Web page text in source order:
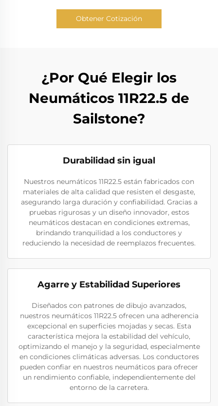
Obtener Cotización
¿Por Qué Elegir los
Neumáticos 11R22.5 de
Sailstone?
Durabilidad sin igual
Nuestros neumáticos 11R22.5 están fabricados con
materiales de alta calidad que resisten el desgaste,
asegurando larga duración y confiabilidad. Gracias a
pruebas rigurosas y un diseño innovador, estos
neumáticos destacan en condiciones extremas,
brindando tranquilidad a los conductores y
reduciendo la necesidad de reemplazos frecuentes.
Agarre y Estabilidad Superiores
Diseñados con patrones de dibujo avanzados,
nuestros neumáticos 11R22.5 ofrecen una adherencia
excepcional en superficies mojadas y secas. Esta
característica mejora la estabilidad del vehículo,
optimizando el manejo y la seguridad, especialmente
en condiciones climáticas adversas. Los conductores
pueden confiar en nuestros neumáticos para ofrecer
un rendimiento confiable, independientemente del
entorno de la carretera.